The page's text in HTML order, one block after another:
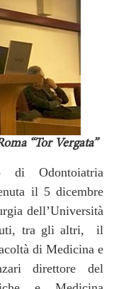
“Tor Vergata”
di Odontoiatria
il 5 dicembre
dell’Università
tra gli altri, il
di Medicina e
direttore del